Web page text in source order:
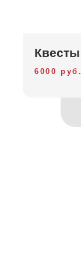
Квесты
6000 руб.